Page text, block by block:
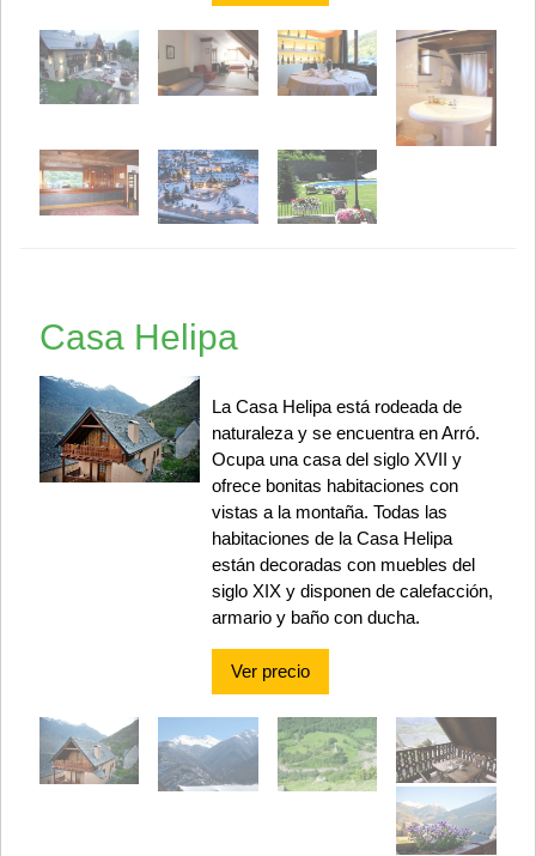
Casa Helipa
La Casa Helipa está rodeada de
naturaleza y se encuentra en Arró.
Ocupa una casa del siglo XVII y
ofrece bonitas habitaciones con
vistas a la montaña. Todas las
habitaciones de la Casa Helipa
están decoradas con muebles del
siglo XIX y disponen de calefacción,
armario y baño con ducha.
Ver precio